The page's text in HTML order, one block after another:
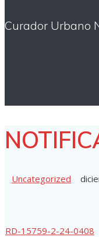
Curador Urbano
Uncategorized
RD-15759-2-24-0408